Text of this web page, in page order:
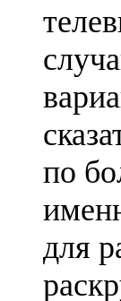
по
для